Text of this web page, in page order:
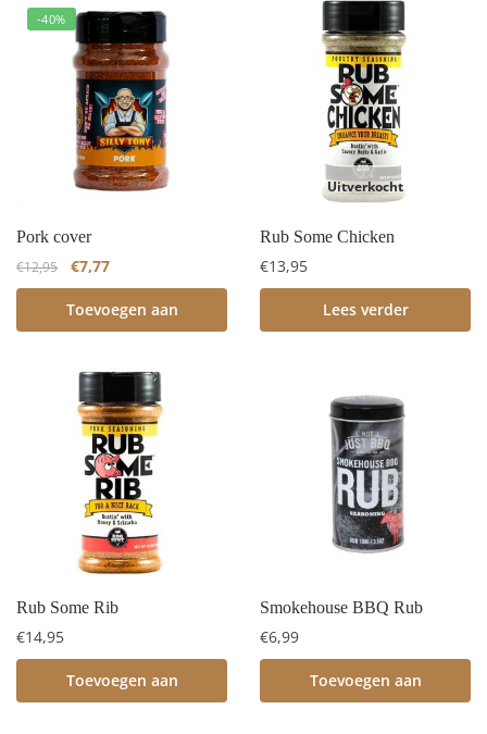
-40%
Pork cover
€12,95 €7,77
Toevoegen aan
Uitverkocht
Rub Some Chicken
€13,95
Lees verder
Rub Some Rib
€14,95
Toevoegen aan
Smokehouse BBQ Rub
€6,99
Toevoegen aan